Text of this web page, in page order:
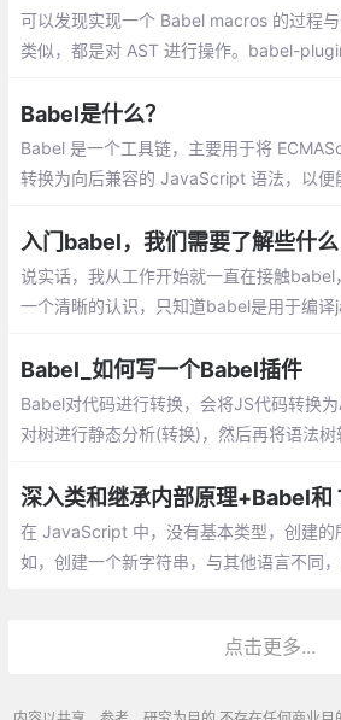
el-polyfill插件
可以发现实现一个 Babel macros 的过程
类似，都是对 AST 进行操作。babel-
编译时进行拓展
Babel是什么？
Babel 是一个工具链，主要用于将
转换为向后兼容的 JavaScript 语法，以便
入门babel，我们需要了解些什么
说实话，我从工作开始就一直在接触
一个清晰的认识，只知道babel是用于编
很多困惑，下面我就以babel@7为例
Babel_如何写一个Babel插件
Babel对代码进行转换，会将JS代码转换为
对树进行静态分析(转换)，然后再将语法树
的类型。其他属性用来进一步描述节点的
在 JavaScript 中，没有基本类型，创建的
如，创建一个新字符串，与其他语言不同
点击更多...